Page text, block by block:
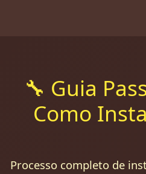
🔧 Guia
Como
Processo completo de